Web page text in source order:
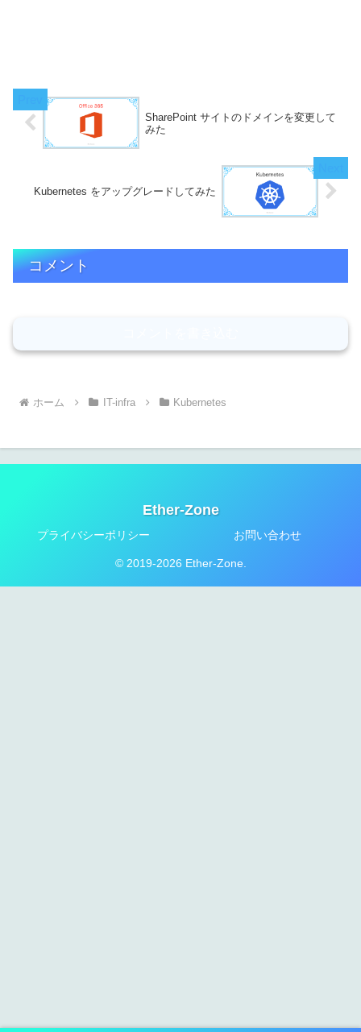
SharePoint サイトのドメインを変更して
みた
Kubernetes をアップグレードしてみた
コメント
ホーム IT-infra Kubernetes
Ether-Zone
プライバシーポリシー お問い合わせ
© 2019-2026 Ether-Zone.